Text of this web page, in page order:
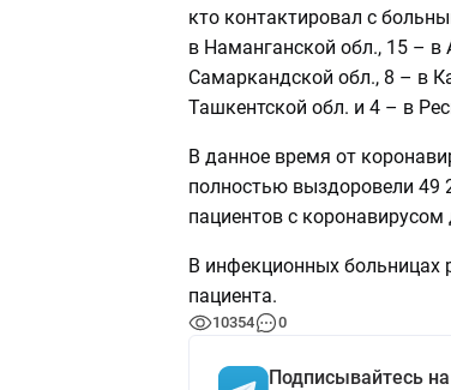
кто контактировал с
в Наманганской обл., 15 –
Самаркандской обл., 8 – в
Ташкентской обл. и 4 – в
В данное время от
полностью выздоровели 49
пациентов с коронавирусом
В инфекционных больницах
пациента.
10354 0
Подписывайтесь